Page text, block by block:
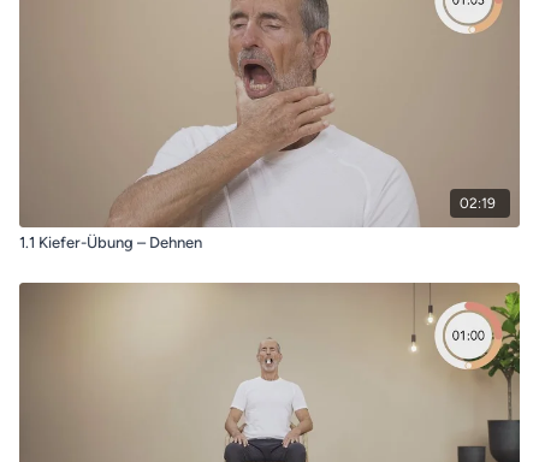
02:19
1.1 Kiefer-Übung – Dehnen